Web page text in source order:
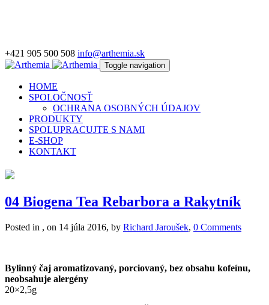
+421 905 500 508 info@arthemia.sk
Toggle navigation
HOME
SPOLOČNOSŤ
OCHRANA OSOBNÝCH ÚDAJOV
PRODUKTY
SPOLUPRACUJTE S NAMI
E-SHOP
KONTAKT
04 Biogena Tea Rebarbora a Rakytník
Posted in , on 14 júla 2016, by Richard Jaroušek, 0 Comments
Bylinný čaj aromatizovaný, porciovaný, bez obsahu kofeínu,
neobsahuje alergény
20×2,5g